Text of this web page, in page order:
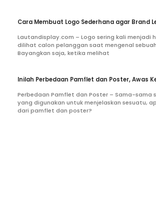
Cara Membuat Logo Sederhana agar Brand
Lautandisplay.com – Logo sering kali menjadi
dilihat calon pelanggan saat mengenal
Bayangkan saja, ketika melihat
Inilah Perbedaan Pamflet dan Poster, Awas
Perbedaan Pamflet dan Poster – Sama-sama
yang digunakan untuk menjelaskan sesuatu,
dari pamflet dan poster?